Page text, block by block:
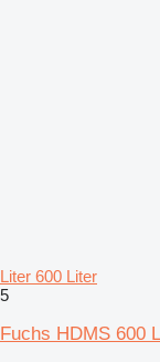
Liter 600 Liter
5
Fuchs HDMS 600